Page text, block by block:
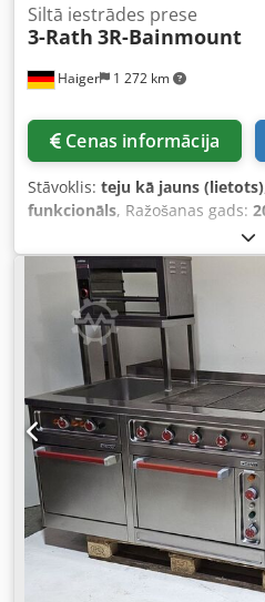
Haiger 1 272 km
Siltā iestrādes prese
3-Rath 3R-Bainmount
Cenas informācija
Stāvoklis: teju kā jauns (lietots)
funkcionāls, Ražošanas gads:
iekausēšanas prese - Produkta
galda modelis ar automātisku
iekausēšanas funkciju -
sistēma Chsdpfot Dvyfsx
draudzīga LCD skārienekrāna
programmēšana un parametru
atmiņas vietām) - Apkures
montāžas temperatūras,
iestatīšana caur LCD
lēna dzesēšana, vidēja
mehānisms - Vienkārša formu
bloķēšanas mehānisms -
sistēma - Taimeris ar pīkstiena
dzesēšanas cikliem -
collas, 30 mm, 40 mm un 50
230 V / 50 Hz - Iekārtas krāsa: